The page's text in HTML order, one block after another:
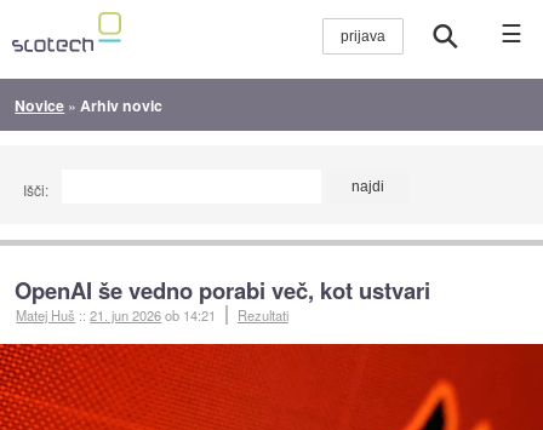
☰
Novice » Arhiv novic
Išči:
OpenAI še vedno porabi več, kot ustvari
Matej Huš ::21. jun 2026ob 14:21 Rezultati